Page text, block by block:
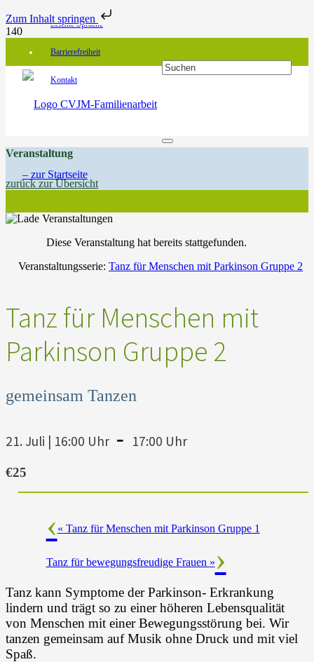
Zum Inhalt springen
Leichte Sprache
Barrierefreiheit
Kontakt
Veranstaltung
zurück zur Übersicht
Diese Veranstaltung hat bereits stattgefunden.
Veranstaltungsserie: Tanz für Menschen mit Parkinson Gruppe 2
Tanz für Menschen mit
Parkinson Gruppe 2
gemeinsam Tanzen
21. Juli | 16:00 Uhr - 17:00 Uhr
€25
« Tanz für Menschen mit Parkinson Gruppe 1
Tanz für bewegungsfreudige Frauen »
Tanz kann Symptome der Parkinson- Erkrankung
lindern und trägt so zu einer höheren Lebensqualität
von Menschen mit einer Bewegungsstörung bei. Wir
tanzen gemeinsam auf Musik ohne Druck und mit viel
Spaß.